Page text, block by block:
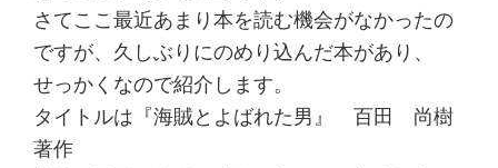
さてここ最近あまり本を読む機会がなかったの
ですが、久しぶりにのめり込んだ本があり、
せっかくなので紹介します。
タイトルは『海賊とよばれた男』 百田 尚樹
著作